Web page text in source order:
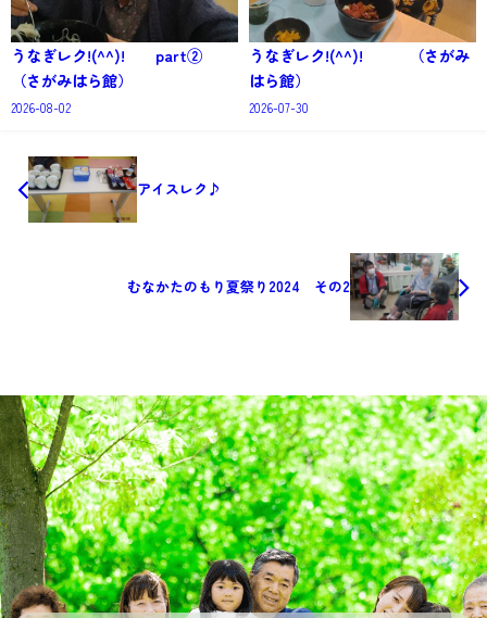
うなぎレク!(^^)! part②
（さがみはら館）
2026-08-02
うなぎレク!(^^)! （さがみ
はら館）
2026-07-30
アイスレク♪
むなかたのもり夏祭り2024 その2